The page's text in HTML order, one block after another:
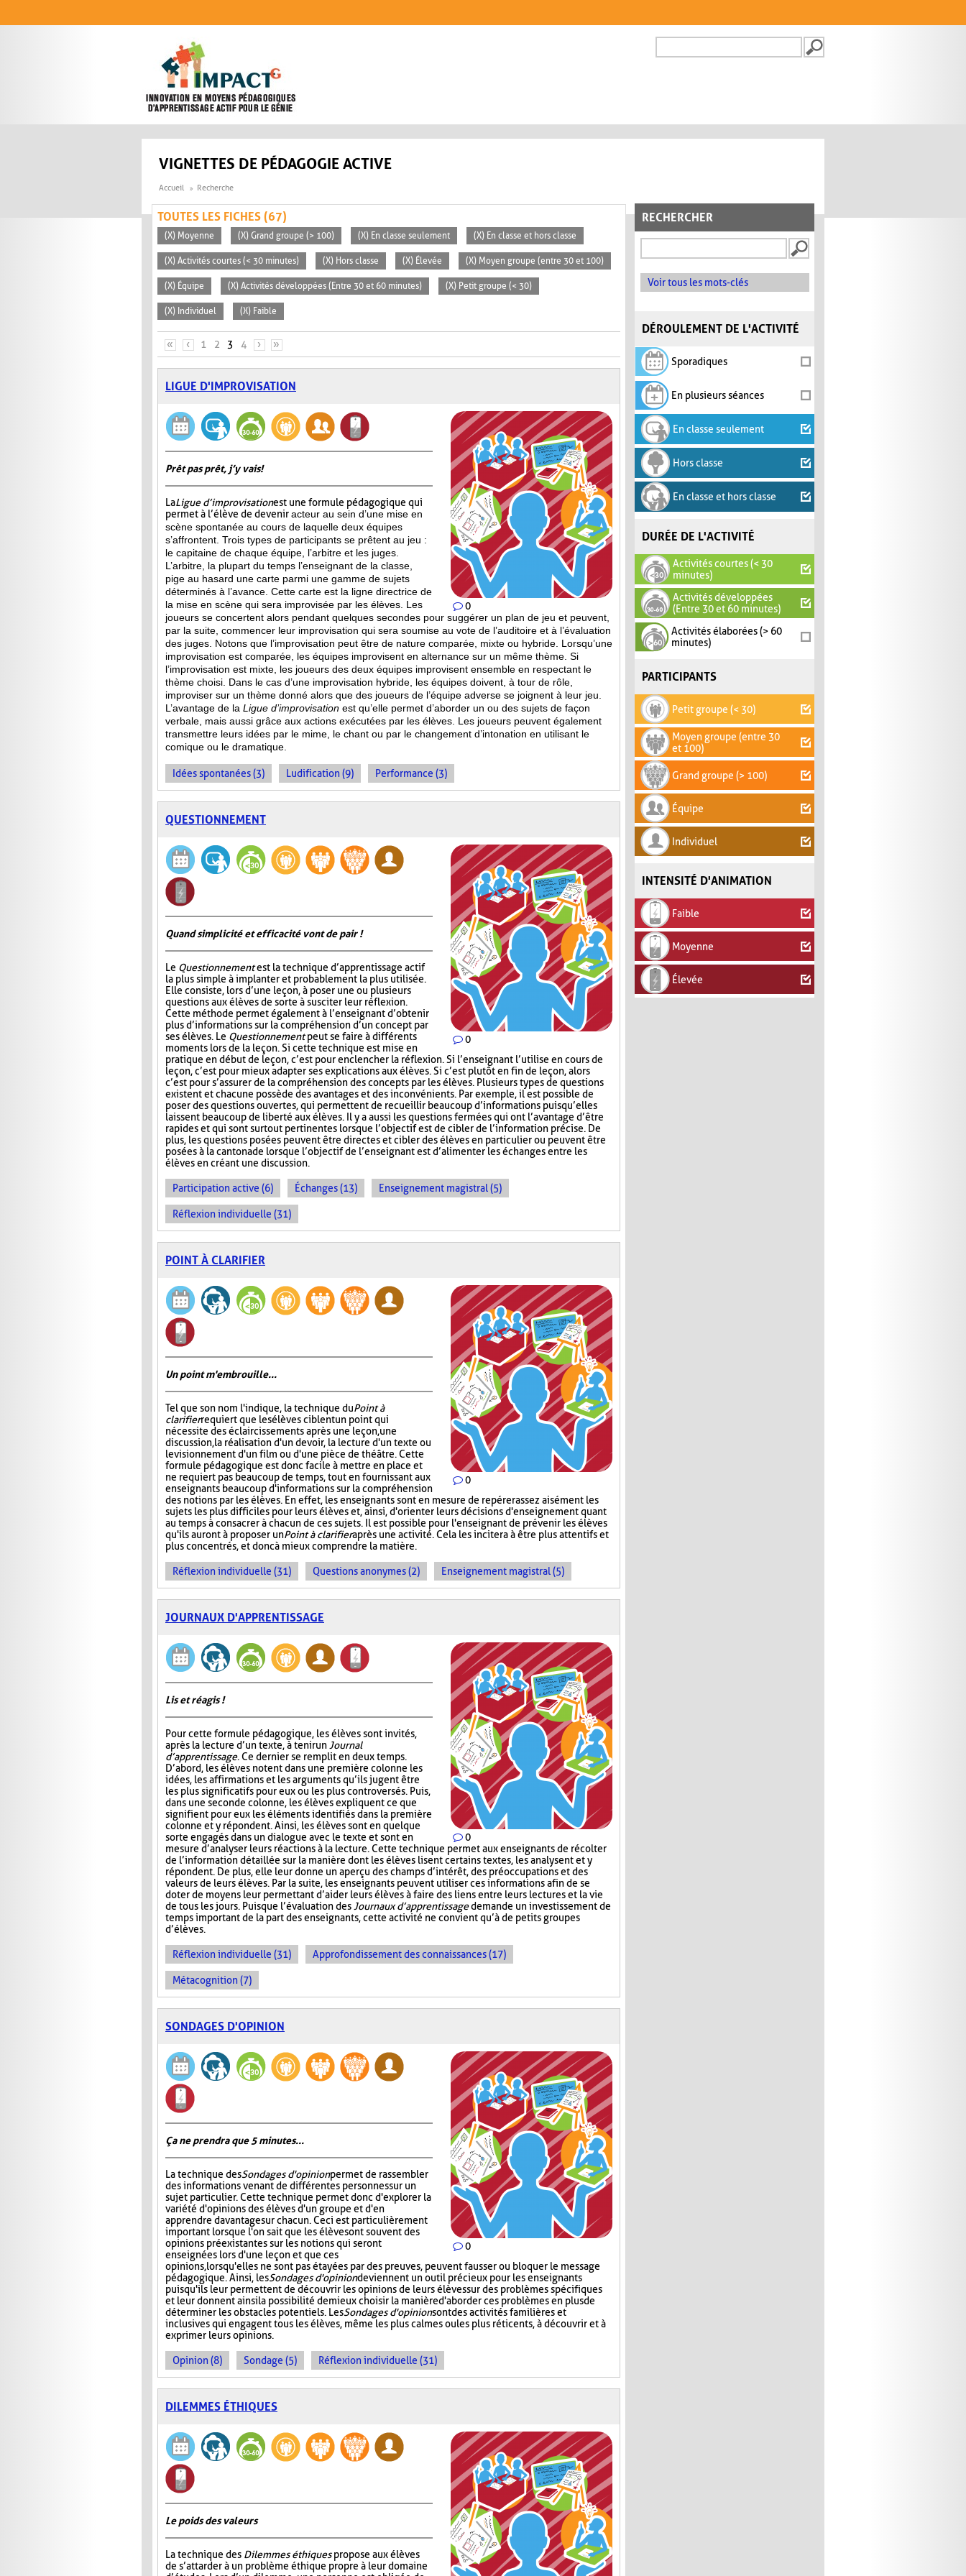
FORMULAIRE DE
VIGNETTES DE PÉDAGOGIE ACTIVE
Accueil Recherche
RECHERCHER
Voir tous les mots-clés
DÉROULEMENT DE L'ACTIVITÉ
Sporadiques
En plusieurs séances
En classe seulement
Hors classe
En classe et hors classe
DURÉE DE L'ACTIVITÉ
Activités courtes (< 30
minutes)
Activités développées
(Entre 30 et 60 minutes)
Activités élaborées (> 60
minutes)
PARTICIPANTS
Petit groupe (< 30)
Moyen groupe (entre 30
et 100)
Grand groupe (> 100)
Équipe
Individuel
INTENSITÉ D'ANIMATION
Faible
Moyenne
Élevée
TOUTES LES FICHES (67)
(X) Moyenne (X) Grand groupe (> 100) (X) En classe seulement (X) En classe et hors classe
(X) Activités courtes (< 30 minutes) (X) Hors classe (X) Élevée (X) Moyen groupe (entre 30 et 100)
(X) Équipe (X) Activités développées (Entre 30 et 60 minutes) (X) Petit groupe (< 30)
(X) Individuel (X) Faible
PAGES
« ‹ 1 2 3 4 › »
LIGUE D'IMPROVISATION
0
Prêt pas prêt, j’y vais!
LaLigue d’improvisationest une formule pédagogique qui
permet à l’élève de deveniracteur au sein d’une mise en
scène spontanée au cours de laquelle deux équipes
s’affrontent. Trois types de participants se prêtent au jeu :
le capitaine de chaque équipe, l’arbitre et les juges.
L’arbitre, la plupart du temps l’enseignant de la classe,
pige au hasard une carte parmi une gamme de sujets
déterminés à l’avance. Cette carte est la ligne directrice de
la mise en scène qui sera improvisée par les élèves. Les
joueurs se concertent alors pendant quelques secondes pour suggérer un plan de jeu et peuvent,
par la suite, commencer leur improvisation qui sera soumise au vote de l’auditoire et à l’évaluation
des juges. Notons que l’improvisation peut être de nature comparée, mixte ou hybride. Lorsqu’une
improvisation est comparée, les équipes improvisent en alternance sur un même thème. Si
l’improvisation est mixte, les joueurs des deux équipes improvisent ensemble en respectant le
thème choisi. Dans le cas d’une improvisation hybride, les équipes doivent, à tour de rôle,
improviser sur un thème donné alors que des joueurs de l’équipe adverse se joignent à leur jeu.
L’avantage de la Ligue d’improvisation est qu’elle permet d’aborder un ou des sujets de façon
verbale, mais aussi grâce aux actions exécutées par les élèves. Les joueurs peuvent également
transmettre leurs idées par le mime, le chant ou par le changement d’intonation en utilisant le
comique ou le dramatique.
Idées spontanées (3) Ludification (9) Performance (3)
QUESTIONNEMENT
0
Quand simplicité et efficacité vont de pair !
Le Questionnementest la technique d’apprentissage actif
la plus simple à implanter et probablement la plus utilisée.
Elle consiste, lors d’une leçon, à poser une ou plusieurs
questions aux élèves de sorte à susciter leur réflexion.
Cette méthode permet également à l’enseignant d’obtenir
plus d’informations sur la compréhension d’un concept par
ses élèves. Le Questionnementpeut se faire à différents
moments lors de la leçon. Si cette technique est mise en
pratique en début de leçon, c’est pour enclencher la réflexion. Si l’enseignant l’utilise en cours de
leçon, c’est pour mieux adapter ses explications aux élèves. Si c’est plutôt en fin de leçon, alors
c’est pour s’assurer de la compréhension des concepts par les élèves. Plusieurs types de questions
existent et chacune possède des avantages et des inconvénients. Par exemple, il est possible de
poser des questions ouvertes, qui permettent de recueillir beaucoup d’informations puisqu’elles
laissent beaucoup de liberté aux élèves. Il y a aussi les questions fermées qui ont l’avantage d’être
rapides et qui sont surtout pertinentes lorsque l’objectif est de cibler de l’information précise. De
plus, les questions posées peuvent être directes et cibler des élèves en particulier ou peuvent être
posées à la cantonade lorsque l’objectif de l’enseignant est d’alimenter les échanges entre les
élèves en créant une discussion.
Participation active (6) Échanges (13) Enseignement magistral (5)
Réflexion individuelle (31)
POINT À CLARIFIER
0
Un point m'embrouille...
Tel que son nom l'indique, la technique duPoint à
clarifierrequiert que les élèves ciblent un point qui
nécessite des éclaircissements après une leçon, une
discussion, la réalisation d'un devoir, la lecture d'un texte ou
le visionnement d'un film ou d'une pièce de théâtre. Cette
formule pédagogique est donc facile à mettre en place et
ne requiert pas beaucoup de temps, tout en fournissant aux
enseignants beaucoup d'informations sur la compréhension
des notions par les élèves. En effet, les enseignants sont en mesure de repérer assez aisément les
sujets les plus difficiles pour leurs élèves et, ainsi, d'orienter leurs décisions d'enseignement quant
au temps à consacrer à chacun de ces sujets. Il est possible pour l'enseignant de prévenir les élèves
qu'ils auront à proposer unPoint à clarifieraprès une activité. Cela les incitera à être plus attentifs et
plus concentrés, et donc à mieux comprendre la matière.
Réflexion individuelle (31) Questions anonymes (2) Enseignement magistral (5)
JOURNAUX D'APPRENTISSAGE
0
Lis et réagis !
Pour cette formule pédagogique, les élèves sont invités,
après la lecture d’un texte, à tenir unJournal
d’apprentissage. Ce dernier se remplit en deux temps.
D’abord, les élèves notent dans une première colonne les
idées, les affirmations et les arguments qu’ils jugent être
les plus significatifs pour eux ou les plus controversés. Puis,
dans une seconde colonne, les élèves expliquent ce que
signifient pour eux les éléments identifiés dans la première
colonne et y répondent. Ainsi, les élèves sont en quelque
sorte engagés dans un dialogue avec le texte et sont en
mesure d’analyser leurs réactions à la lecture. Cette technique permet aux enseignants de récolter
de l’information détaillée sur la manière dont les élèves lisent certains textes, les analysent et y
répondent. De plus, elle leur donne un aperçu des champs d’intérêt, des préoccupations et des
valeurs de leurs élèves. Par la suite, les enseignants peuvent utiliser ces informations afin de se
doter de moyens leur permettant d’aider leurs élèves à faire des liens entre leurs lectures et la vie
de tous les jours. Puisque l’évaluation desJournaux d’apprentissagedemande un investissement de
temps important de la part des enseignants, cette activité ne convient qu’à de petits groupes
d’élèves.
Réflexion individuelle (31) Approfondissement des connaissances (17)
Métacognition (7)
SONDAGES D'OPINION
0
Ça ne prendra que 5 minutes...
La technique desSondages d'opinionpermet de rassembler
des informations venant de différentes personnes sur un
sujet particulier. Cette technique permet donc d'explorer la
variété d'opinions des élèves d'un groupe et d'en
apprendre davantage sur chacun. Ceci est particulièrement
important lorsque l'on sait que les élèves ont souvent des
opinions préexistantes sur les notions qui seront
enseignées lors d'une leçon et que ces
opinions, lorsqu'elles ne sont pas étayées par des preuves, peuvent fausser ou bloquer le message
pédagogique. Ainsi, lesSondages d'opiniondeviennent un outil précieux pour les enseignants
puisqu'ils leur permettent de découvrir les opinions de leurs élèves sur des problèmes spécifiques
et leur donnent ainsi la possibilité de mieux choisir la manière d'aborder ces problèmes en plus de
déterminer les obstacles potentiels. LesSondages d'opinionsont des activités familières et
inclusives qui engagent tous les élèves, même les plus calmes ou les plus réticents, à découvrir et à
exprimer leurs opinions.
Opinion (8) Sondage (5) Réflexion individuelle (31)
DILEMMES ÉTHIQUES
Le poids des valeurs
La technique des Dilemmes éthiquespropose aux élèves
de s’attarder à un problème éthique propre à leur domaine